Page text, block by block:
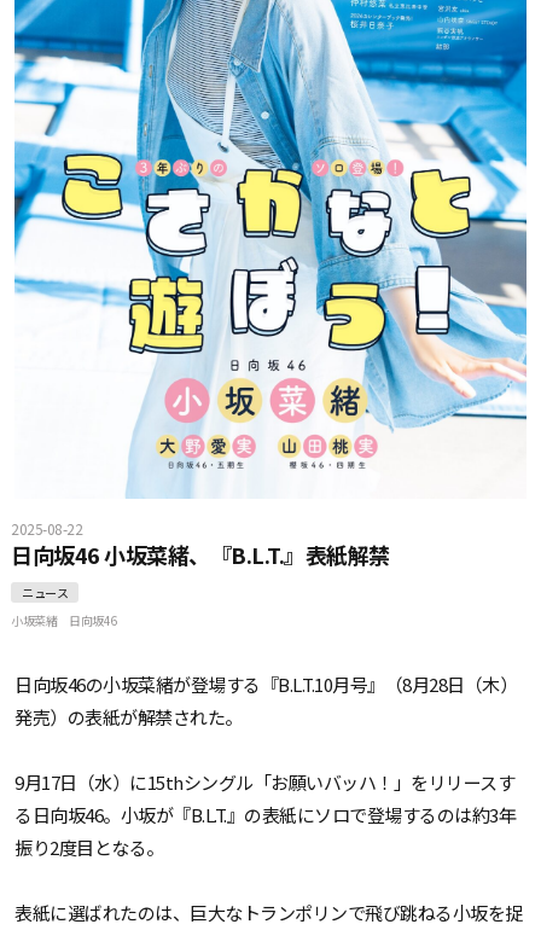
2025-08-22
日向坂46 小坂菜緒、『B.L.T.』表紙解禁
ニュース
小坂菜緒
日向坂46
日向坂46の小坂菜緒が登場する『B.L.T.10月号』（8月28日（木）
発売）の表紙が解禁された。
9月17日（水）に15thシングル「お願いバッハ！」をリリースす
る日向坂46。小坂が『B.L.T.』の表紙にソロで登場するのは約3年
振り2度目となる。
表紙に選ばれたのは、巨大なトランポリンで飛び跳ねる小坂を捉